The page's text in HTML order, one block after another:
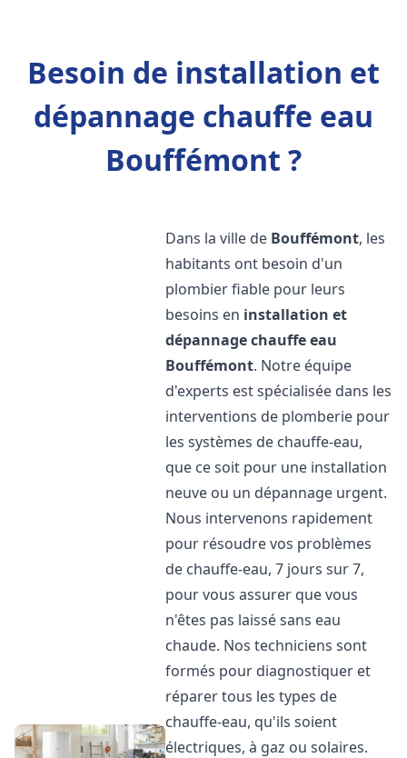
Besoin de installation et
dépannage chauffe eau
Bouffémont ?
Dans la ville de Bouffémont, les
habitants ont besoin d'un
plombier fiable pour leurs
besoins en installation et
dépannage chauffe eau
Bouffémont. Notre équipe
d'experts est spécialisée dans les
interventions de plomberie pour
les systèmes de chauffe-eau,
que ce soit pour une installation
neuve ou un dépannage urgent.
Nous intervenons rapidement
pour résoudre vos problèmes
de chauffe-eau, 7 jours sur 7,
pour vous assurer que vous
n'êtes pas laissé sans eau
chaude. Nos techniciens sont
formés pour diagnostiquer et
réparer tous les types de
chauffe-eau, qu'ils soient
électriques, à gaz ou solaires.